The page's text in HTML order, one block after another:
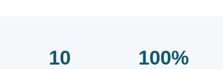
10 100%